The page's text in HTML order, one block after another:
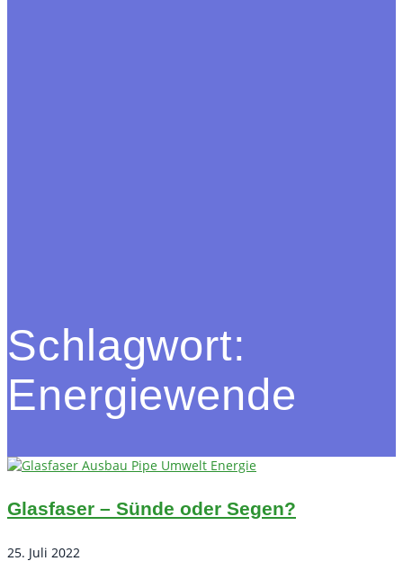
Schlagwort:
Energiewende
Glasfaser – Sünde oder Segen?
25. Juli 2022